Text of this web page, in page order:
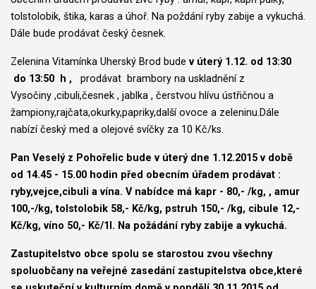
tolstolobik, štika, karas a úhoř. Na poždání ryby zabije a vykuchá.
Dále bude prodávat český česnek.
Zelenina Vitamínka Uherský Brod bude v úterý 1.12. od 13:30
do 13:50 h , prodávat brambory na uskladnění z
Vysočiny ,cibuli,česnek , jablka , čerstvou hlívu ústřičnou a
žampiony,rajčata,okurky,papriky,další ovoce a zeleninu.Dále
nabízí český med a olejové svíčky za 10 Kč/ks.
Pan Veselý z Pohořelic bude v úterý dne 1.12.2015 v době
od 14.45 - 15.00 hodin před obecním úřadem prodávat :
ryby,vejce,cibuli a vína. V nabídce má kapr - 80,- /kg, , amur
100,-/kg, tolstolobik 58,- Kč/kg, pstruh 150,- /kg, cibule 12,-
Kč/kg, víno 50,- Kč/1l. Na požádání ryby zabije a vykuchá.
Zastupitelstvo obce spolu se starostou zvou všechny
spoluobčany na veřejné zasedání zastupitelstva obce,které